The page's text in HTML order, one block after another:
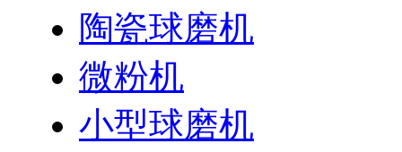
陶瓷球磨机
微粉机
小型球磨机